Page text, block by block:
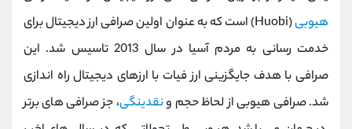
هیوبی
(Huobi) است که به عنوان اولین صرافی ارز دیجیتال برای
خدمت رسانی به مردم آسیا در سال 2013 تاسیس شد. این
صرافی با هدف جایگزینی ارز فیات با ارزهای دیجیتال راه اندازی
شد. صرافی هیوبی از لحاظ حجم ونقدینگی، جز صرافی های برتر